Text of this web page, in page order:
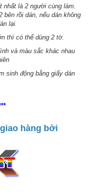
nhất là 2 người cùng làm.
bên rồi dán, nếu dán không
lại.
thì có thể dùng 2 tờ.
và màu sắc khác nhau
sinh động bằng giấy dán
hàng bởi